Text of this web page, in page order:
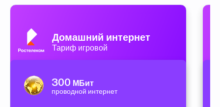
Домашний интернет
Тариф игровой
300 МБит
проводной интернет